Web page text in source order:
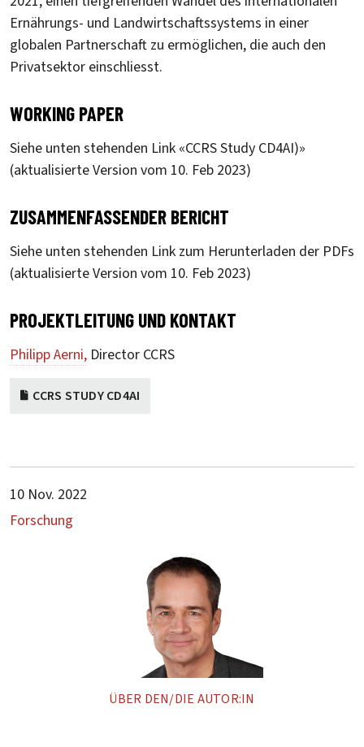
Ernährungs- und Landwirtschaftssystems in einer
globalen Partnerschaft zu ermöglichen, die auch den
Privatsektor einschliesst.
WORKING PAPER
Siehe unten stehenden Link «CCRS Study CD4AI)»
(aktualisierte Version vom 10. Feb 2023)
ZUSAMMENFASSENDER BERICHT
Siehe unten stehenden Link zum Herunterladen der PDFs
(aktualisierte Version vom 10. Feb 2023)
PROJEKTLEITUNG UND KONTAKT
Philipp Aerni, Director CCRS
CCRS STUDY CD4AI
10 Nov. 2022
Forschung
ÜBER DEN/DIE AUTOR:IN